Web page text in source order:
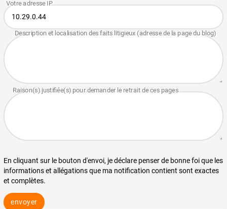
En cliquant sur le bouton d'envoi, je déclare penser de bonne foi que les
informations et allégations que ma notification contient sont exactes
et complètes.
envoyer